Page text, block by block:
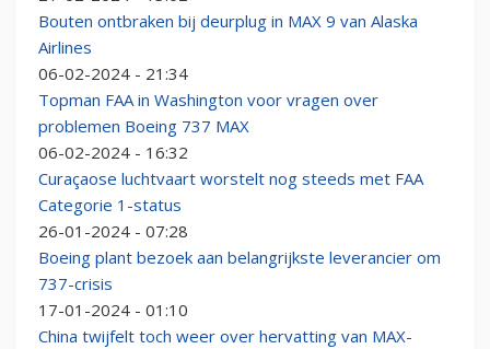
Bouten ontbraken bij deurplug in MAX 9 van Alaska
Airlines
06-02-2024 - 21:34
Topman FAA in Washington voor vragen over
problemen Boeing 737 MAX
06-02-2024 - 16:32
Curaçaose luchtvaart worstelt nog steeds met FAA
Categorie 1-status
26-01-2024 - 07:28
Boeing plant bezoek aan belangrijkste leverancier om
737-crisis
17-01-2024 - 01:10
China twijfelt toch weer over hervatting van MAX-